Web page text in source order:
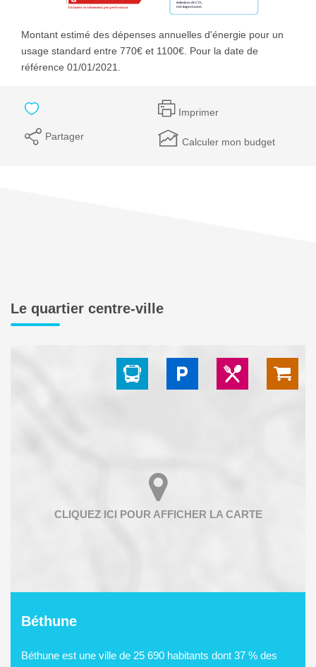
Montant estimé des dépenses annuelles d'énergie pour un
usage standard entre 770€ et 1100€. Pour la date de
référence 01/01/2021.
Imprimer
Partager Calculer mon budget
Le quartier centre-ville
Béthune
Béthune est une ville de 25 690 habitants dont 37 % des